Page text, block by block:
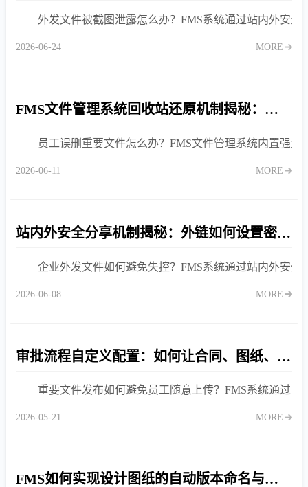
外发文件被截图泄露怎么办？FMS系统通过站内外安
2026-06-24 MORE
FMS文件管理系统回收站还原机制揭秘：误删文件如何快速找回？
员工误删重要文件怎么办？FMS文件管理系统内置强
2026-06-11 MORE
站内外安全分享机制揭秘：外链如何设置密码与有效期？
企业外发文件如何避免失控？FMS系统通过站内外安
2026-06-08 MORE
审批流程自定义配置：如何让合同、图纸、制度发布必经审核？
重要文件发布如何避免员工随意上传？FMS系统通过
2026-05-21 MORE
FMS如何实现设计图纸的自动版本命名与历史回溯？